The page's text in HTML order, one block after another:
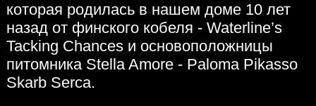
которая родилась в нашем доме 10 лет
назад от финского кобеля - Waterline’s
Tacking Chances и основоположницы
питомника Stella Amore - Paloma Pikasso
Skarb Serca.